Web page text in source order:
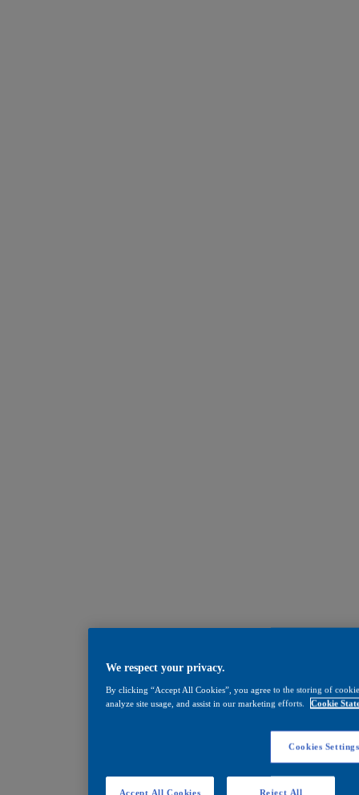
We respect your privacy.
By clicking “Accept All Cookies”, you agree to the storing of
analyze site usage, and assist in our marketing efforts.
Cookie
Cookies Settings
Reject All
Accept All Cookies